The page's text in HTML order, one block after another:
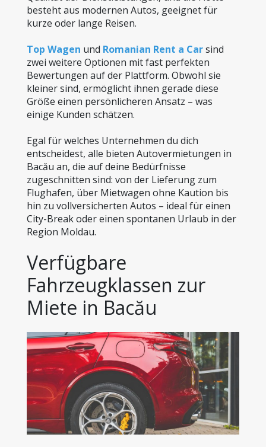
besteht aus modernen Autos, geeignet für
kurze oder lange Reisen.
Top Wagen und Romanian Rent a Car sind
zwei weitere Optionen mit fast perfekten
Bewertungen auf der Plattform. Obwohl sie
kleiner sind, ermöglicht ihnen gerade diese
Größe einen persönlicheren Ansatz – was
einige Kunden schätzen.
Egal für welches Unternehmen du dich
entscheidest, alle bieten Autovermietungen in
Bacău an, die auf deine Bedürfnisse
zugeschnitten sind: von der Lieferung zum
Flughafen, über Mietwagen ohne Kaution bis
hin zu vollversicherten Autos – ideal für einen
City-Break oder einen spontanen Urlaub in der
Region Moldau.
Verfügbare
Fahrzeugklassen zur
Miete in Bacău